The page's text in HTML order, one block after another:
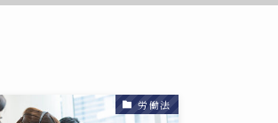
労働法